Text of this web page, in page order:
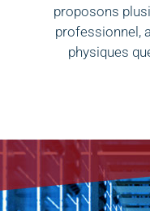
proposons
professionnel,
physiques